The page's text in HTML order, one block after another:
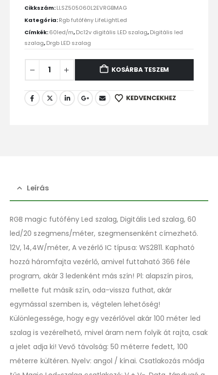
Cikkszám:LLSZ505060L2EVRGBMAG
Kategória:Rgb futófény LifeLightLed
Címkék:60led/m,Dc12v digitális LED szalag,Digitális led
szalag,Drgb LED szalag
KOSÁRBA TESZEM
KEDVENCEKHEZ
Leírás
RGB magic futófény Led szalag, Digitális Led szalag, 60
led/20 szegmens/méter, szegmensenként címezhető.
12V, 14,4W/méter, A vezérlő IC típusa: WS2811. Kapható
hozzá háromfajta vezérlő, amivel futtaható 366 féle
program, akár 3 ledenként más szín! Pl: alapszín piros,
mellette fut másik szín, oda-vissza futhat, akár
egymással szemben is, végtelen lehetőség!
Különlegessége, hogy egy vezérlővel akár 100 méter led
szalag is vezérelhető, mivel áram nem folyik át rajta, csak
a jelet adja ki! Vevő távolság: 50 méterre fedett, 100
méterre kültéren. Nyelv: angol / kínai. Csatlakozás módja